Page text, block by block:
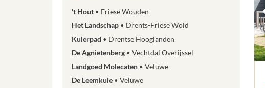
't Hout
Friese Wouden
Het Landschap
Drents-Friese Wold
Kuierpad
Drentse Hooglanden
De Agnietenberg
Vechtdal Overijssel
Landgoed Molecaten
Veluwe
De Leemkule
Veluwe